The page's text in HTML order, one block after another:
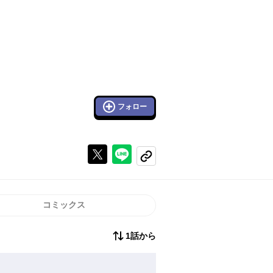
フォロー
Xで投稿するラインでシェアする
コピーする
コミックス
1話から